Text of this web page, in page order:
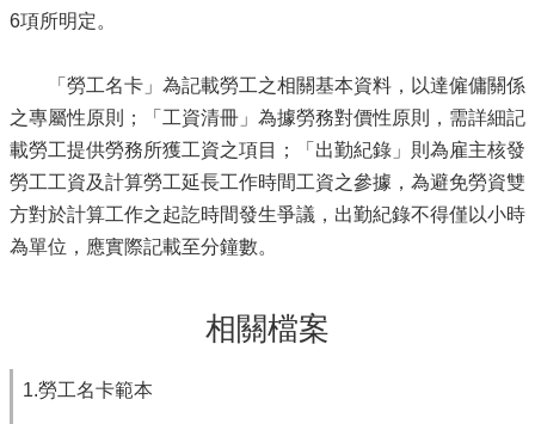
6項所明定。
「勞工名卡」為記載勞工之相關基本資料，以達僱傭關係
之專屬性原則；「工資清冊」為據勞務對價性原則，需詳細記
載勞工提供勞務所獲工資之項目；「出勤紀錄」則為雇主核發
勞工工資及計算勞工延長工作時間工資之參據，為避免勞資雙
方對於計算工作之起訖時間發生爭議，出勤紀錄不得僅以小時
為單位，應實際記載至分鐘數。
相關檔案
1.勞工名卡範本